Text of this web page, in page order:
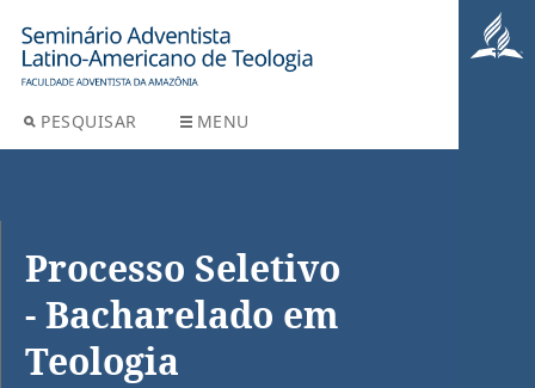
PESQUISAR MENU
Processo Seletivo
- Bacharelado em
Teologia